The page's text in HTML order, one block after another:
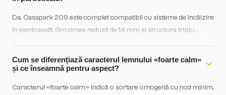
Da, Casapark 209 este complet compatibil cu sisteme de încălzire
în pardoseală. Grosimea redusă de 14 mm și structura triplu
ale lemnului. Se recomandă o creștere graduală a temperaturii în
primele zile după instalare.
Cum se diferențiază caracterul lemnului «foarte calm»
și ce înseamnă pentru aspect?
Caracterul «foarte calm» indică o sortare omogenă cu nod minim,